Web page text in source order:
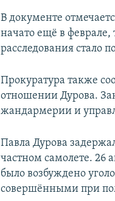
В документе
начато ещё в
расследования стало
Прокуратура также
отношении Дурова.
жандармерии и
Павла Дурова
частном самолете. 26
было возбуждено
совершёнными при